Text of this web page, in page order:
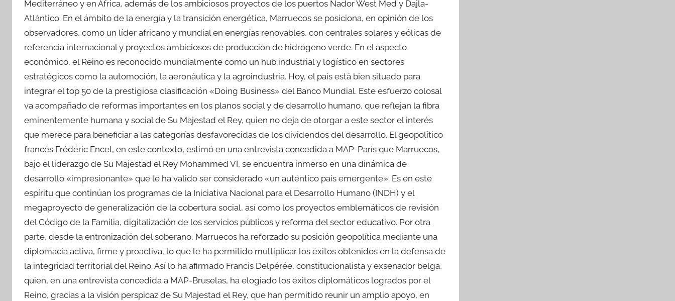
Mediterráneo y en África, además de los ambiciosos proyectos de los puertos Nador West Med y Dajla-
Atlántico. En el ámbito de la energía y la transición energética, Marruecos se posiciona, en opinión de los
observadores, como un líder africano y mundial en energías renovables, con centrales solares y eólicas de
referencia internacional y proyectos ambiciosos de producción de hidrógeno verde. En el aspecto
económico, el Reino es reconocido mundialmente como un hub industrial y logístico en sectores
estratégicos como la automoción, la aeronáutica y la agroindustria. Hoy, el país está bien situado para
integrar el top 50 de la prestigiosa clasificación «Doing Business» del Banco Mundial. Este esfuerzo colosal
va acompañado de reformas importantes en los planos social y de desarrollo humano, que reflejan la fibra
eminentemente humana y social de Su Majestad el Rey, quien no deja de otorgar a este sector el interés
que merece para beneficiar a las categorías desfavorecidas de los dividendos del desarrollo. El geopolítico
francés Frédéric Encel, en este contexto, estimó en una entrevista concedida a MAP-París que Marruecos,
bajo el liderazgo de Su Majestad el Rey Mohammed VI, se encuentra inmerso en una dinámica de
desarrollo «impresionante» que le ha valido ser considerado «un auténtico país emergente». Es en este
espíritu que continúan los programas de la Iniciativa Nacional para el Desarrollo Humano (INDH) y el
megaproyecto de generalización de la cobertura social, así como los proyectos emblemáticos de revisión
del Código de la Familia, digitalización de los servicios públicos y reforma del sector educativo. Por otra
parte, desde la entronización del soberano, Marruecos ha reforzado su posición geopolítica mediante una
diplomacia activa, firme y proactiva, lo que le ha permitido multiplicar los éxitos obtenidos en la defensa de
la integridad territorial del Reino. Así lo ha afirmado Francis Delpérée, constitucionalista y exsenador belga,
quien, en una entrevista concedida a MAP-Bruselas, ha elogiado los éxitos diplomáticos logrados por el
Reino, gracias a la visión perspicaz de Su Majestad el Rey, que han permitido reunir un amplio apoyo, en